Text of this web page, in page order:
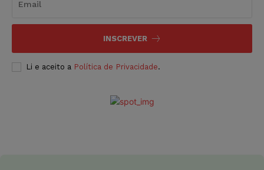
INSCREVER
Li e aceito a Política de Privacidade.